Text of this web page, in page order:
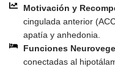
Motivación y
cingulada anterior
apatía y anhedonia.
Funciones
conectadas al